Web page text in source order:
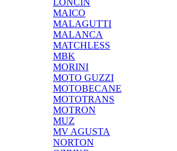
LONCIN
MAICO
MALAGUTTI
MALANCA
MATCHLESS
MBK
MORINI
MOTO GUZZI
MOTOBECANE
MOTOTRANS
MOTRON
MUZ
MV AGUSTA
NORTON